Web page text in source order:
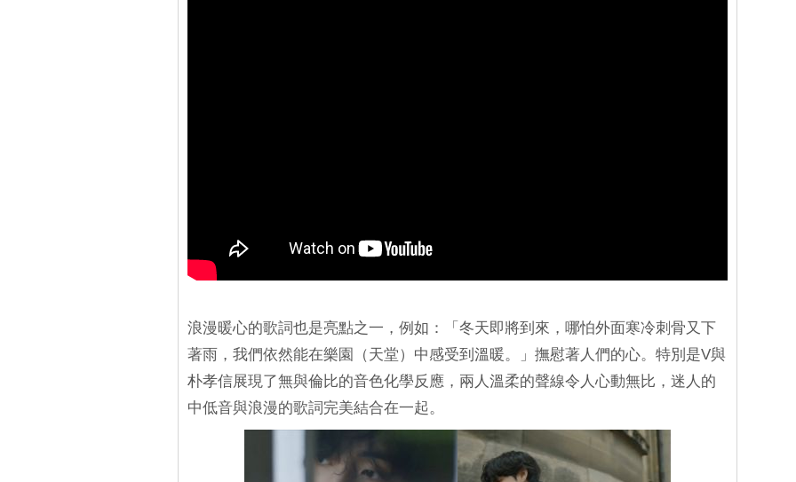
浪漫暖心的歌詞也是亮點之一，例如：「冬天即將到來，哪怕外面寒冷刺骨又下
著雨，我們依然能在樂園（天堂）中感受到溫暖。」撫慰著人們的心。特別是V與
朴孝信展現了無與倫比的音色化學反應，兩人溫柔的聲線令人心動無比，迷人的
中低音與浪漫的歌詞完美結合在一起。